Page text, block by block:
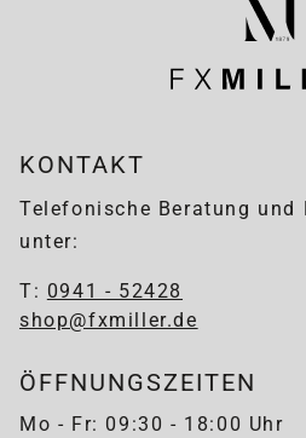
KONTAKT
Telefonische Beratung und
unter:
T: 0941 - 52428
shop@fxmiller.de
ÖFFNUNGSZEITEN
Mo - Fr: 09:30 - 18:00 Uhr